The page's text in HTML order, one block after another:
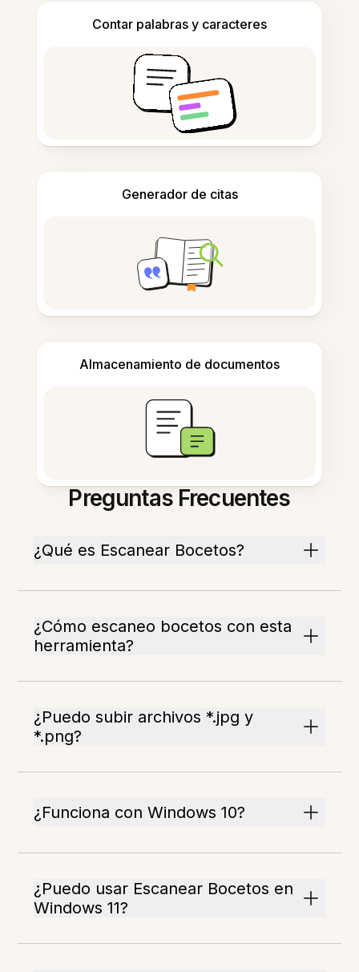
Contar palabras y caracteres
Generador de citas
Almacenamiento de documentos
Preguntas Frecuentes
¿Qué es Escanear Bocetos?
¿Cómo escaneo bocetos con esta
herramienta?
¿Puedo subir archivos *.jpg y
*.png?
¿Funciona con Windows 10?
¿Puedo usar Escanear Bocetos en
Windows 11?